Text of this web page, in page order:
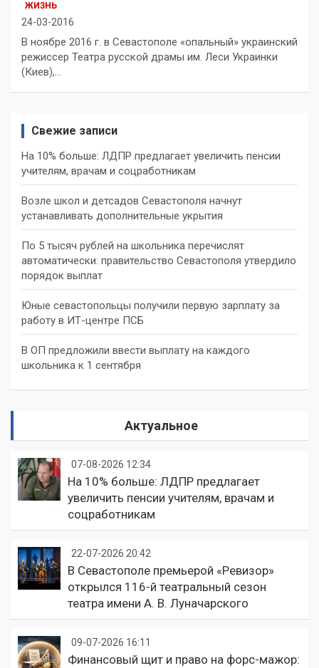
ЖИЗНЬ
24-03-2016
В ноябре 2016 г. в Севастополе «опальный» украинский
режиссер Театра русской драмы им. Леси Украинки
(Киев),…
Свежие записи
На 10% больше: ЛДПР предлагает увеличить пенсии
учителям, врачам и соцработникам
Возле школ и детсадов Севастополя начнут
устанавливать дополнительные укрытия
По 5 тысяч рублей на школьника перечислят
автоматически: правительство Севастополя утвердило
порядок выплат
Юные севастопольцы получили первую зарплату за
работу в ИТ-центре ПСБ
В ОП предложили ввести выплату на каждого
школьника к 1 сентября
Актуальное
07-08-2026 12:34
На 10% больше: ЛДПР предлагает
увеличить пенсии учителям, врачам и
соцработникам
22-07-2026 20:42
В Севастополе премьерой «Ревизор»
открылся 116-й театральный сезон
театра имени А. В. Луначарского
09-07-2026 16:11
Финансовый щит и право на форс-мажор: